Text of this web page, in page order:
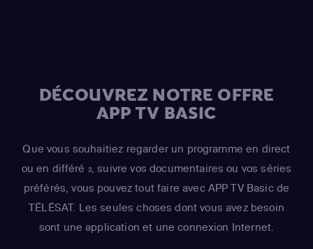
DÉCOUVREZ NOTRE OFFRE
APP TV BASIC
Que vous souhaitiez regarder un programme en direct
ou en différé 3, suivre vos documentaires ou vos séries
préférés, vous pouvez tout faire avec APP TV Basic de
TÉLÉSAT. Les seules choses dont vous avez besoin
sont une application et une connexion Internet.